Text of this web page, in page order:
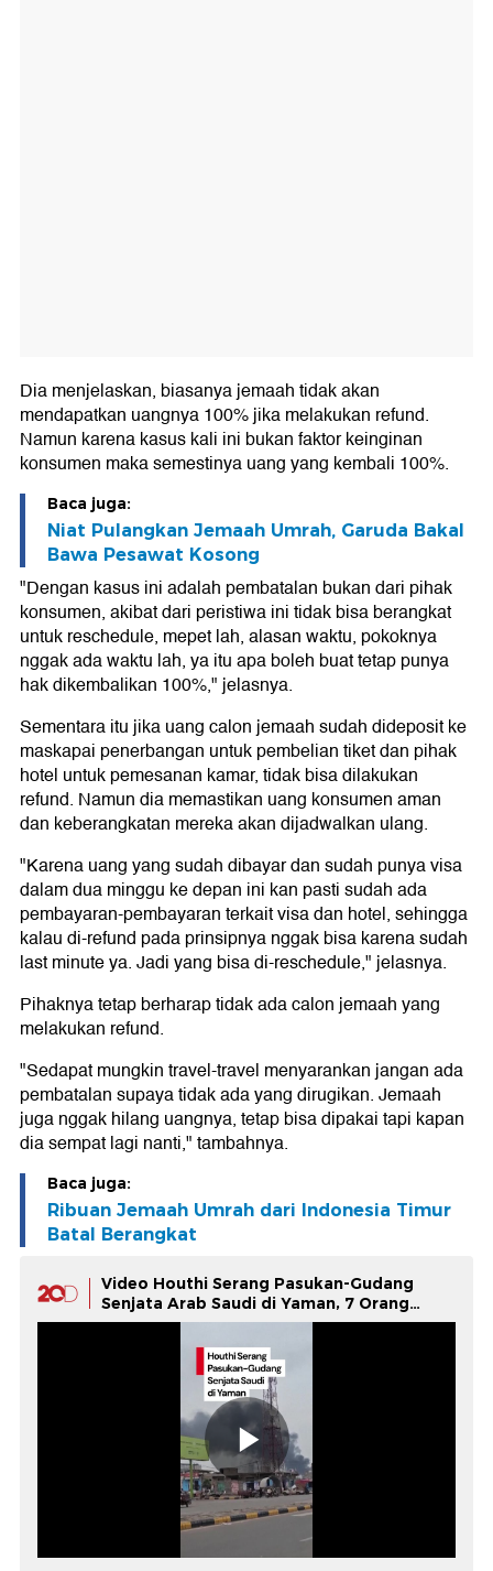
Dia menjelaskan, biasanya jemaah tidak akan
mendapatkan uangnya 100% jika melakukan refund.
Namun karena kasus kali ini bukan faktor keinginan
konsumen maka semestinya uang yang kembali 100%.
Baca juga:
Niat Pulangkan Jemaah Umrah, Garuda Bakal
Bawa Pesawat Kosong
"Dengan kasus ini adalah pembatalan bukan dari pihak
konsumen, akibat dari peristiwa ini tidak bisa berangkat
untuk reschedule, mepet lah, alasan waktu, pokoknya
nggak ada waktu lah, ya itu apa boleh buat tetap punya
hak dikembalikan 100%," jelasnya.
Sementara itu jika uang calon jemaah sudah dideposit ke
maskapai penerbangan untuk pembelian tiket dan pihak
hotel untuk pemesanan kamar, tidak bisa dilakukan
refund. Namun dia memastikan uang konsumen aman
dan keberangkatan mereka akan dijadwalkan ulang.
"Karena uang yang sudah dibayar dan sudah punya visa
dalam dua minggu ke depan ini kan pasti sudah ada
pembayaran-pembayaran terkait visa dan hotel, sehingga
kalau di-refund pada prinsipnya nggak bisa karena sudah
last minute ya. Jadi yang bisa di-reschedule," jelasnya.
Pihaknya tetap berharap tidak ada calon jemaah yang
melakukan refund.
"Sedapat mungkin travel-travel menyarankan jangan ada
pembatalan supaya tidak ada yang dirugikan. Jemaah
juga nggak hilang uangnya, tetap bisa dipakai tapi kapan
dia sempat lagi nanti," tambahnya.
Baca juga:
Ribuan Jemaah Umrah dari Indonesia Timur
Batal Berangkat
Video Houthi Serang Pasukan-Gudang
Senjata Arab Saudi di Yaman, 7 Orang
Tewas